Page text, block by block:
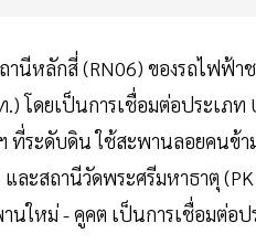
นีหลักสี่ (RN06) ของรถไฟฟ้า
โดยเป็นการเชื่อมต่อประเภ
ที่ระดับดิน ใช้สะพานลอยคนข้
ละสถานีวัดพระศรีมหาธาตุ
นใหม่ - คูคต เป็นการเชื่อมต่อป